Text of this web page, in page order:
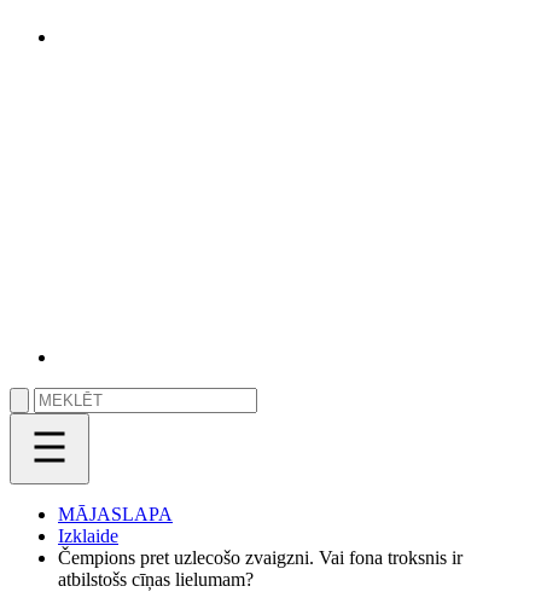
MĀJASLAPA
Izklaide
Čempions pret uzlecošo zvaigzni. Vai fona troksnis ir
atbilstošs cīņas lielumam?